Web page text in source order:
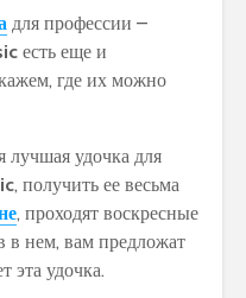
для профессии –
есть еще и
где их можно
лучшая удочка для
, получить ее весьма
, проходят воскресные
в нем, вам предложат
эта удочка.